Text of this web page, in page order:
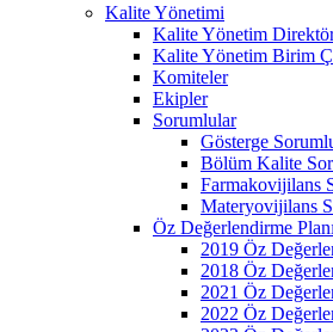
Kalite Yönetimi
Kalite Yönetim
Kalite Yönetim Birim
Komiteler
Ekipler
Sorumlular
Gösterge
Bölüm Kalite
Farmakovijilans
Materyovijilans
Öz Değerlendirme Planı
2019 Öz
2018 Öz
2021 Öz
2022 Öz